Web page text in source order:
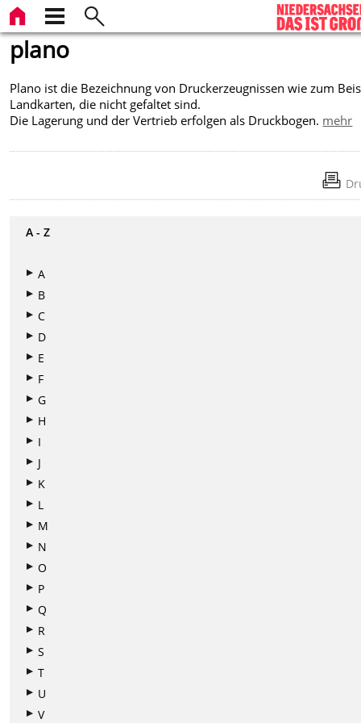
plano
Plano ist die Bezeichnung von Druckerzeugnissen wie zum
Landkarten, die nicht gefaltet sind.
Die Lagerung und der Vertrieb erfolgen als Druckbogen. mehr
A - Z
A
B
C
D
E
F
G
H
I
J
K
L
M
N
O
P
Q
R
S
T
U
V